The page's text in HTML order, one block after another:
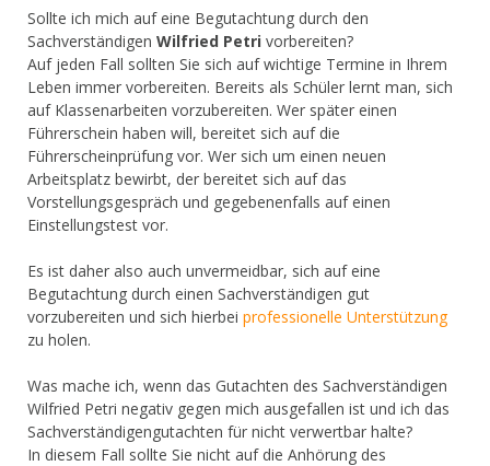
Sollte ich mich auf eine Begutachtung durch den
Sachverständigen Wilfried Petri vorbereiten?
Auf jeden Fall sollten Sie sich auf wichtige Termine in Ihrem
Leben immer vorbereiten. Bereits als Schüler lernt man, sich
auf Klassenarbeiten vorzubereiten. Wer später einen
Führerschein haben will, bereitet sich auf die
Führerscheinprüfung vor. Wer sich um einen neuen
Arbeitsplatz bewirbt, der bereitet sich auf das
Vorstellungsgespräch und gegebenenfalls auf einen
Einstellungstest vor.
Es ist daher also auch unvermeidbar, sich auf eine
Begutachtung durch einen Sachverständigen gut
vorzubereiten und sich hierbei professionelle Unterstützung
zu holen.
Was mache ich, wenn das Gutachten des Sachverständigen
Wilfried Petri negativ gegen mich ausgefallen ist und ich das
Sachverständigengutachten für nicht verwertbar halte?
In diesem Fall sollte Sie nicht auf die Anhörung des